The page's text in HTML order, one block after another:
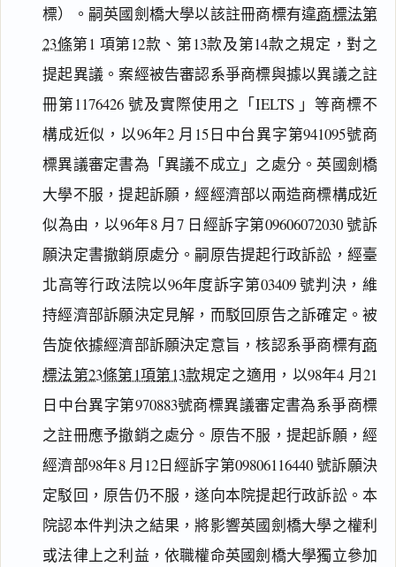
標）。嗣英國劍橋大學以該註冊商標有違商標法第
23條第1 項第12款、第13款及第14款之規定，對之
提起異議。案經被告審認系爭商標與據以異議之註
冊第1176426 號及實際使用之「IELTS 」等商標不
構成近似，以96年2 月15日中台異字第941095號商
標異議審定書為「異議不成立」之處分。英國劍橋
大學不服，提起訴願，經經濟部以兩造商標構成近
似為由，以96年8 月7 日經訴字第09606072030 號訴
願決定書撤銷原處分。嗣原告提起行政訴訟，經臺
北高等行政法院以96年度訴字第03409 號判決，維
持經濟部訴願決定見解，而駁回原告之訴確定。被
告旋依據經濟部訴願決定意旨，核認系爭商標有商
標法第23條第1項第13款規定之適用，以98年4 月21
日中台異字第970883號商標異議審定書為系爭商標
之註冊應予撤銷之處分。原告不服，提起訴願，經
經濟部98年8 月12日經訴字第09806116440 號訴願決
定駁回，原告仍不服，遂向本院提起行政訴訟。本
院認本件判決之結果，將影響英國劍橋大學之權利
或法律上之利益，依職權命英國劍橋大學獨立參加
閱讀 研究
搜尋